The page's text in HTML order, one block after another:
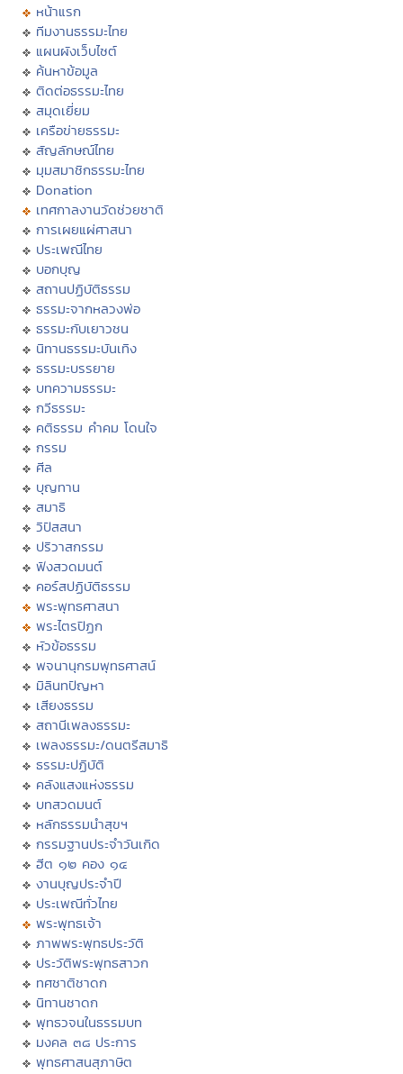
หน้าแรก
ทีมงานธรรมะไทย
แผนผังเว็บไซต์
ค้นหาข้อมูล
ติดต่อธรรมะไทย
สมุดเยี่ยม
เครือข่ายธรรมะ
สัญลักษณ์ไทย
มุมสมาชิกธรรมะไทย
Donation
เทศกาลงานวัดช่วยชาติ
การเผยแผ่ศาสนา
ประเพณีไทย
บอกบุญ
สถานปฏิบัติธรรม
ธรรมะจากหลวงพ่อ
ธรรมะกับเยาวชน
นิทานธรรมะบันเทิง
ธรรมะบรรยาย
บทความธรรมะ
กวีธรรมะ
คติธรรม คำคม โดนใจ
กรรม
ศีล
บุญทาน
สมาธิ
วิปัสสนา
ปริวาสกรรม
ฟังสวดมนต์
คอร์สปฏิบัติธรรม
พระพุทธศาสนา
พระไตรปิฏก
หัวข้อธรรม
พจนานุกรมพุทธศาสน์
มิลินทปัญหา
เสียงธรรม
สถานีเพลงธรรมะ
เพลงธรรมะ/ดนตรีสมาธิ
ธรรมะปฏิบัติ
คลังแสงแห่งธรรม
บทสวดมนต์
หลักธรรมนำสุขฯ
กรรมฐานประจำวันเกิด
ฮีต ๑๒ คอง ๑๔
งานบุญประจำปี
ประเพณีทั่วไทย
พระพุทธเจ้า
ภาพพระพุทธประวัติ
ประวัติพระพุทธสาวก
ทศชาติชาดก
นิทานชาดก
พุทธวจนในธรรมบท
มงคล ๓๘ ประการ
พุทธศาสนสุภาษิต